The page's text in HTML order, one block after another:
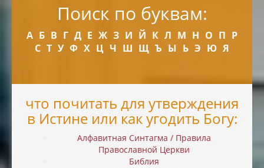
Поиск по буквам:
А Б В Г Д Е Ж З И Й К Л М Н О П Р
С Т У Ф Х Ц Ч Ш Щ Ъ Ы Ь Э Ю Я
что почитать для утверждения
в Истине или как угодить Богу:
Алфавитная Синтагма / Правила
Православной Церкви
Библия